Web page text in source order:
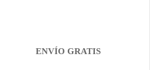
ENVÍO GRATIS